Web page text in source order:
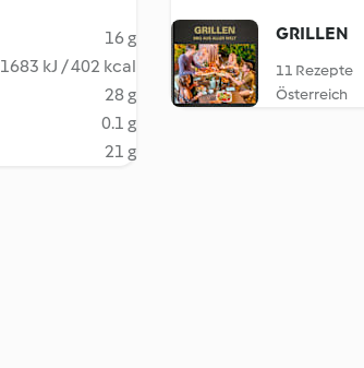
16 g
1683 kJ / 402 kcal
28 g
0.1 g
21 g
GRILLEN
11 Rezepte
Österreich